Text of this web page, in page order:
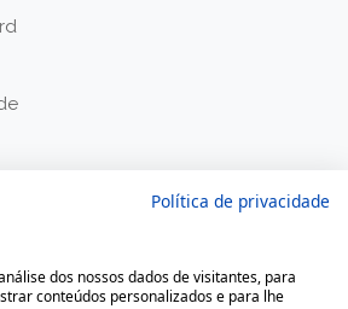
Política de privacidade
dos nossos dados de visitantes, para
conteúdos personalizados e para lhe